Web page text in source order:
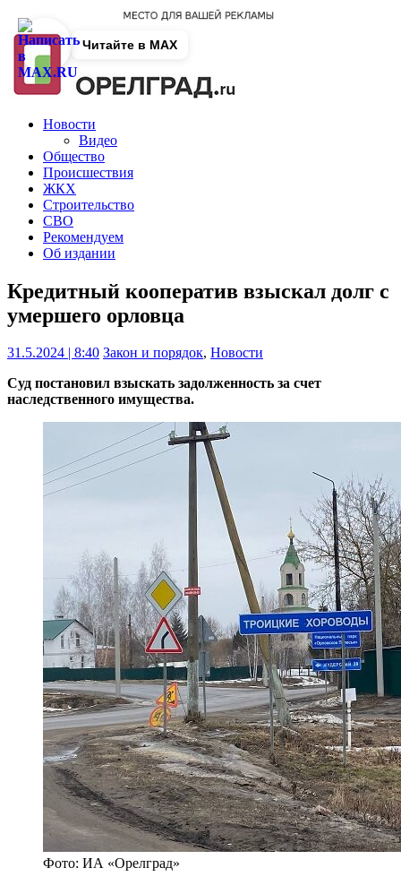
Новости
Видео
Общество
Происшествия
ЖКХ
Строительство
СВО
Рекомендуем
Об издании
Кредитный кооператив взыскал долг с
умершего орловца
31.5.2024 | 8:40 Закон и порядок, Новости
Суд постановил взыскать задолженность за счет
наследственного имущества.
Фото: ИА «Орелград»
Читайте в MAX